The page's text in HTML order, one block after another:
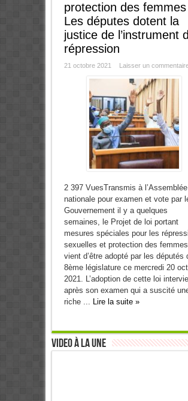
protection des femmes
Les députes dotent la
justice de l’instrument
répression
21 octobre 2021 Laisser un
2 397 VuesTransmis à l’Assemblée
nationale pour examen et vote par
Gouvernement il y a quelques
semaines, le Projet de loi portant
mesures spéciales pour les
sexuelles et protection des femmes
vient d’être adopté par les députés
8ème législature ce mercredi 20
2021. L’adoption de cette loi
après son examen qui a suscité
riche ... Lire la suite »
Video à la Une